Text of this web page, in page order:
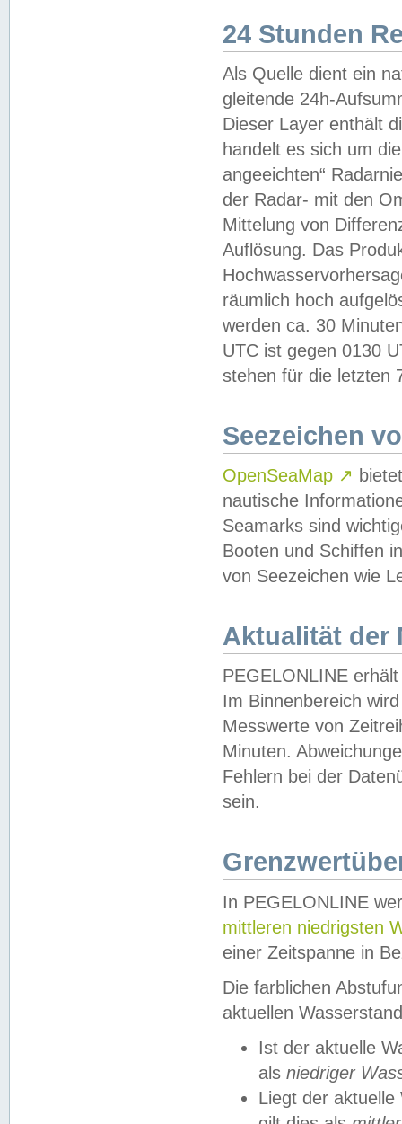
24 Stunden
Als Quelle dient ein
gleitende 24h-
Dieser Layer enthält
handelt es sich um
angeeichten“
der Radar- mit den
Mittelung von
Auflösung. Das
räumlich hoch
werden ca. 30
UTC ist gegen 0130
stehen für die letzten
Seezeichen
OpenSeaMap ↗
nautische
Seamarks sind
Booten und Schiffen
von Seezeichen wie
Aktualität der
PEGELONLINE
Im Binnenbereich
Messwerte von
Minuten.
Fehlern bei der
sein.
In PEGELONLINE
mittleren niedrigsten
einer Zeitspanne in
Die farblichen
aktuellen
Ist der aktuelle
als niedriger
Liegt der